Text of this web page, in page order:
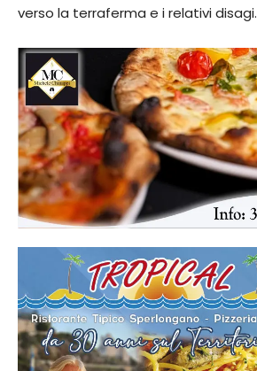
verso la terraferma e i relativi disagi.